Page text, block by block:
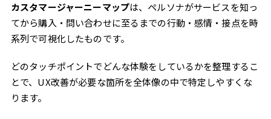
カスタマージャーニーマップは、ペルソナがサービスを知っ
てから購入・問い合わせに至るまでの行動・感情・接点を時
系列で可視化したものです。
どのタッチポイントでどんな体験をしているかを整理するこ
とで、UX改善が必要な箇所を全体像の中で特定しやすくな
ります。